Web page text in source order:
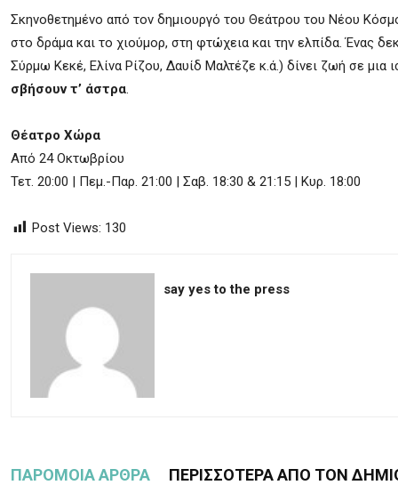
Σκηνοθετημένο από τον δημιουργό του Θεάτρου του Νέου
στο δράμα και το χιούμορ, στη φτώχεια και την ελπίδα. Ένας
Σύρμω Κεκέ, Ελίνα Ρίζου, Δαυίδ Μαλτέζε κ.ά.) δίνει ζωή σε μια
σβήσουν τ’ άστρα.
Θέατρο Χώρα
Από 24 Οκτωβρίου
Τετ. 20:00 | Πεμ.-Παρ. 21:00 | Σαβ. 18:30 & 21:15 | Κυρ. 18:00
Post Views: 130
say yes to the press
ΠΑΡΟΜΟΙΑ ΑΡΘΡΑ ΠΕΡΙΣΣΟΤΕΡΑ ΑΠΟ ΤΟΝ